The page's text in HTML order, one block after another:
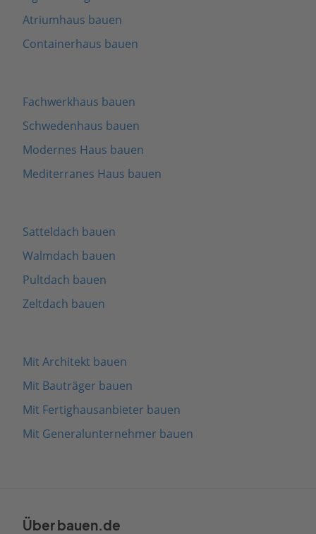
Atriumhaus bauen
Containerhaus bauen
Fachwerkhaus bauen
Schwedenhaus bauen
Modernes Haus bauen
Mediterranes Haus bauen
Satteldach bauen
Walmdach bauen
Pultdach bauen
Zeltdach bauen
Mit Architekt bauen
Mit Bauträger bauen
Mit Fertighausanbieter bauen
Mit Generalunternehmer bauen
Über bauen.de